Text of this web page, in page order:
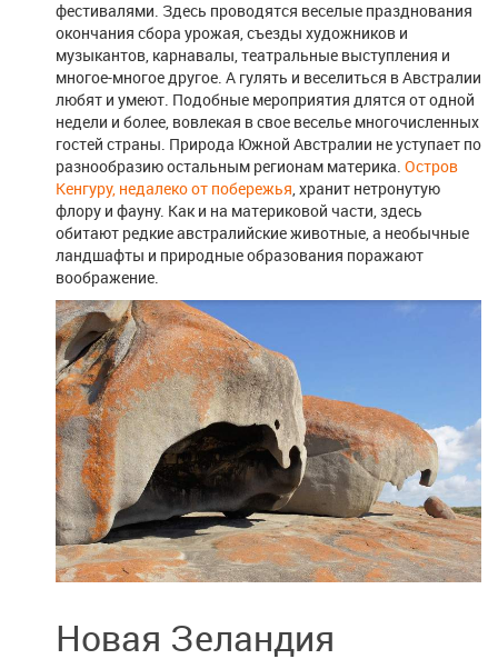
фестивалями. Здесь проводятся веселые празднования
окончания сбора урожая, съезды художников и
музыкантов, карнавалы, театральные выступления и
многое-многое другое. А гулять и веселиться в Австралии
любят и умеют. Подобные мероприятия длятся от одной
недели и более, вовлекая в свое веселье многочисленных
гостей страны. Природа Южной Австралии не уступает по
разнообразию остальным регионам материка. Остров
Кенгуру, недалеко от побережья , хранит нетронутую
флору и фауну. Как и на материковой части, здесь
обитают редкие австралийские животные, а необычные
ландшафты и природные образования поражают
воображение.
Новая Зеландия